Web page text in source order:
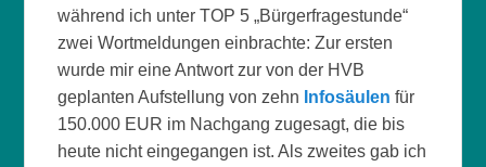
während ich unter TOP 5 „Bürgerfragestunde“
zwei Wortmeldungen einbrachte: Zur ersten
wurde mir eine Antwort zur von der HVB
geplanten Aufstellung von zehn Infosäulen für
150.000 EUR im Nachgang zugesagt, die bis
heute nicht eingegangen ist. Als zweites gab ich